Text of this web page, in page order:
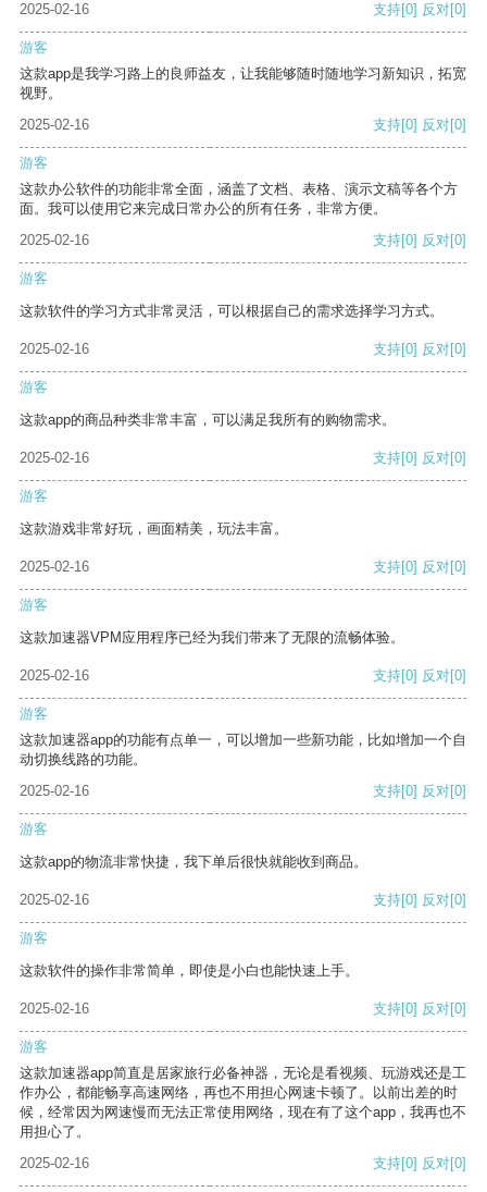
2025-02-16
支持[0] 反对[0]
游客
这款app是我学习路上的良师益友，让我能够随时随地学习新知识，拓宽
视野。
2025-02-16
支持[0] 反对[0]
游客
这款办公软件的功能非常全面，涵盖了文档、表格、演示文稿等各个方
面。我可以使用它来完成日常办公的所有任务，非常方便。
2025-02-16
支持[0] 反对[0]
游客
这款软件的学习方式非常灵活，可以根据自己的需求选择学习方式。
2025-02-16 支持[0] 反对[0]
游客
这款app的商品种类非常丰富，可以满足我所有的购物需求。
2025-02-16 支持[0] 反对[0]
游客
这款游戏非常好玩，画面精美，玩法丰富。
2025-02-16 支持[0] 反对[0]
游客
这款加速器VPM应用程序已经为我们带来了无限的流畅体验。
2025-02-16 支持[0] 反对[0]
游客
这款加速器app的功能有点单一，可以增加一些新功能，比如增加一个自
动切换线路的功能。
2025-02-16
支持[0] 反对[0]
游客
这款app的物流非常快捷，我下单后很快就能收到商品。
2025-02-16 支持[0] 反对[0]
游客
这款软件的操作非常简单，即使是小白也能快速上手。
2025-02-16 支持[0] 反对[0]
游客
这款加速器app简直是居家旅行必备神器，无论是看视频、玩游戏还是工
作办公，都能畅享高速网络，再也不用担心网速卡顿了。以前出差的时
候，经常因为网速慢而无法正常使用网络，现在有了这个app，我再也不
用担心了。
2025-02-16
支持[0] 反对[0]